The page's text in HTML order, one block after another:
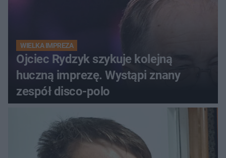
WIELKA IMPREZA
Ojciec Rydzyk szykuje kolejną
huczną imprezę. Wystąpi znany
zespół disco-polo